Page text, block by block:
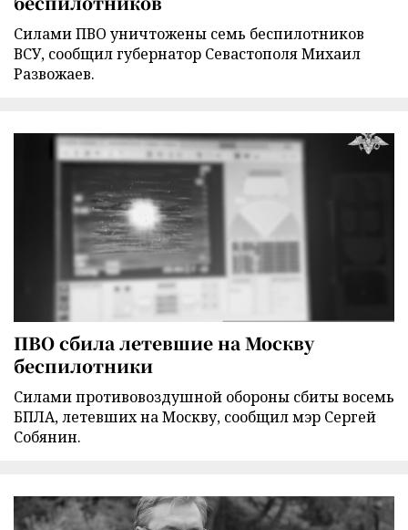
Силами ПВО уничтожены семь беспилотников
ВСУ, сообщил губернатор Севастополя Михаил
Развожаев.
ПВО сбила летевшие на Москву
беспилотники
Силами противовоздушной обороны сбиты восемь
БПЛА, летевших на Москву, сообщил мэр Сергей
Собянин.